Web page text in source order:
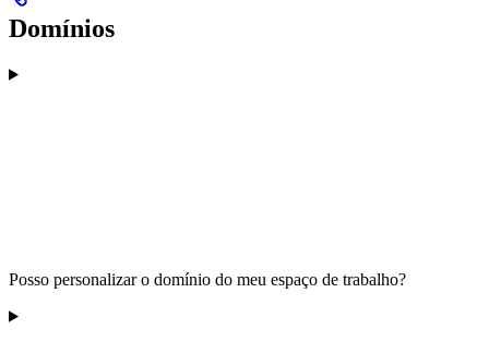
Domínios
Posso personalizar o domínio do meu espaço de trabalho?